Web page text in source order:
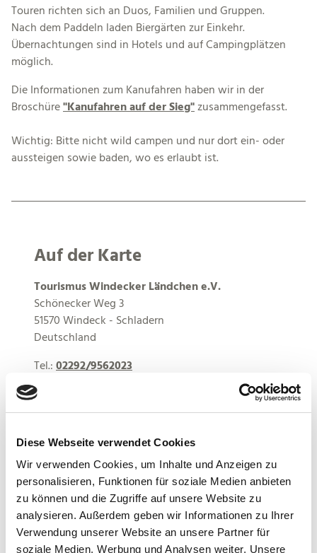
Diese Webseite verwendet Cookies
Wir verwenden Cookies, um Inhalte und Anzeigen zu
personalisieren, Funktionen für soziale Medien anbieten
zu können und die Zugriffe auf unsere Website zu
analysieren. Außerdem geben wir Informationen zu Ihrer
Verwendung unserer Website an unsere Partner für
soziale Medien, Werbung und Analysen weiter. Unsere
Touren richten sich an Duos, Familien und Gruppen.
Nach dem Paddeln laden Biergärten zur Einkehr.
Übernachtungen sind in Hotels und auf Campingplätzen
möglich.
Die Informationen zum Kanufahren haben wir in der
Broschüre"Kanufahren auf der Sieg"zusammengefasst.
Wichtig: Bitte nicht wild campen und nur dort ein- oder
aussteigen sowie baden, wo es erlaubt ist.
Auf der Karte
Tourismus Windecker Ländchen e.V.
Schönecker Weg 3
51570 Windeck - Schladern
Deutschland
Tel.:02292/9562023
E-Mail:
tourismus@gemeinde-windeck.de
Webseite:
www.windecker-laendchen.com